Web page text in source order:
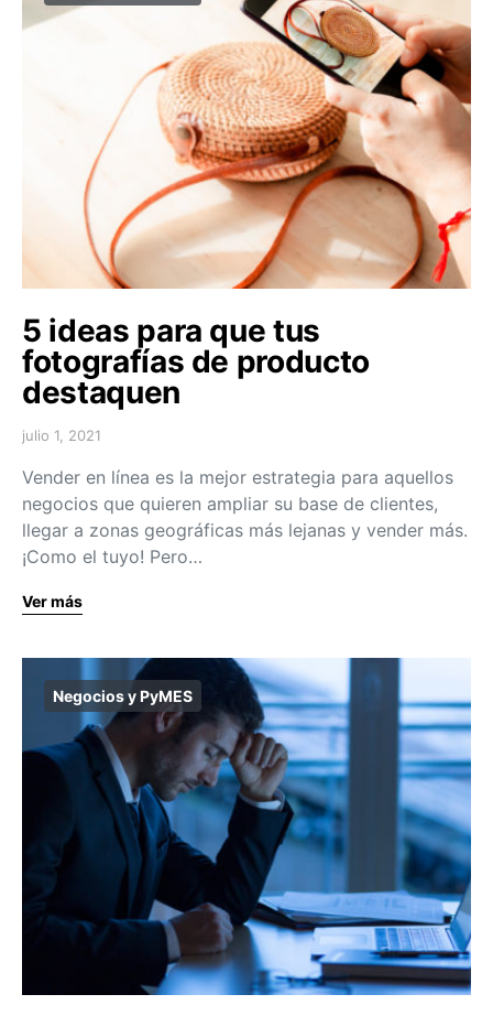
5 ideas para que tus
fotografías de producto
destaquen
julio 1, 2021
Vender en línea es la mejor estrategia para aquellos
negocios que quieren ampliar su base de clientes,
llegar a zonas geográficas más lejanas y vender más.
¡Como el tuyo! Pero…
Ver más
Negocios y PyMES